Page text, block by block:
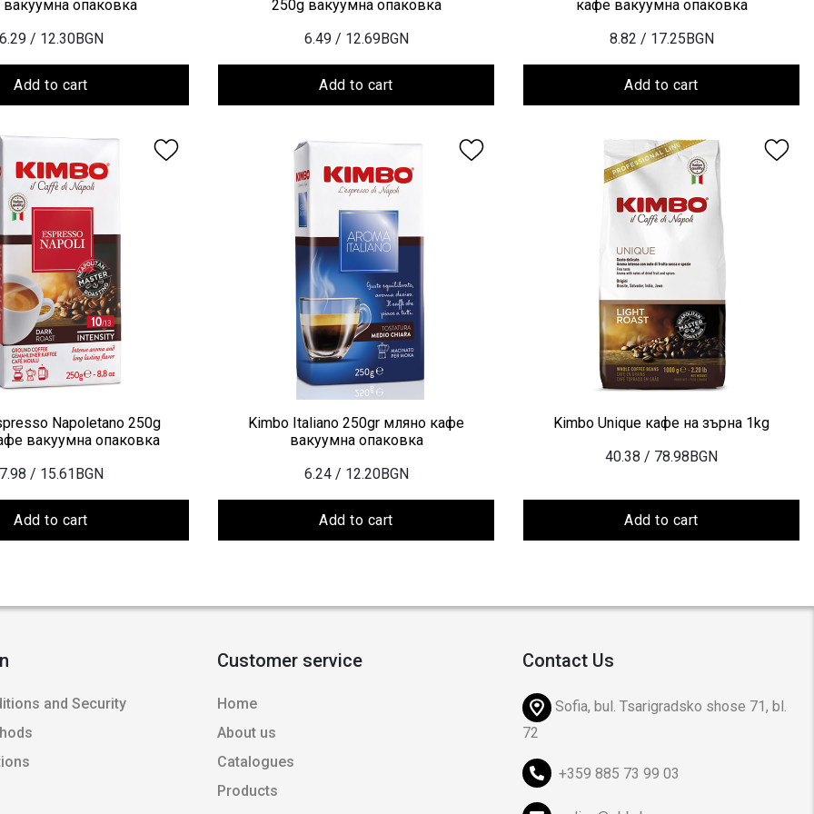
опаковка
/ 12.30BGN
Add to cart
250g вакуумна опаковка
6.49 / 12.69BGN
Add to cart
кафе вакуумна опаковка
8.82 / 17.25BGN
Add to cart
Napoletano 250g
вакуумна опаковка
/ 15.61BGN
Add to cart
Kimbo Italiano 250gr мляно кафе
вакуумна опаковка
6.24 / 12.20BGN
Add to cart
Kimbо Unique кафе на зърна 1kg
40.38 / 78.98BGN
Add to cart
and Security
Customer service
Home
About us
Catalogues
Products
Contact Us
Sofia, bul. Tsarigradsko shose 71, bl.
72
+359 885 73 99 03